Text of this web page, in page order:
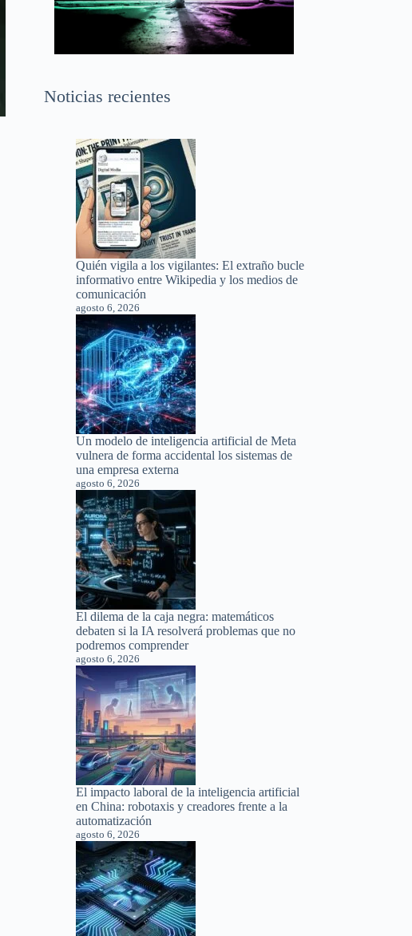
Noticias recientes
Quién vigila a los vigilantes: El extraño bucle
informativo entre Wikipedia y los medios de
comunicación
agosto 6, 2026
Un modelo de inteligencia artificial de Meta
vulnera de forma accidental los sistemas de
una empresa externa
agosto 6, 2026
El dilema de la caja negra: matemáticos
debaten si la IA resolverá problemas que no
podremos comprender
agosto 6, 2026
El impacto laboral de la inteligencia artificial
en China: robotaxis y creadores frente a la
automatización
agosto 6, 2026